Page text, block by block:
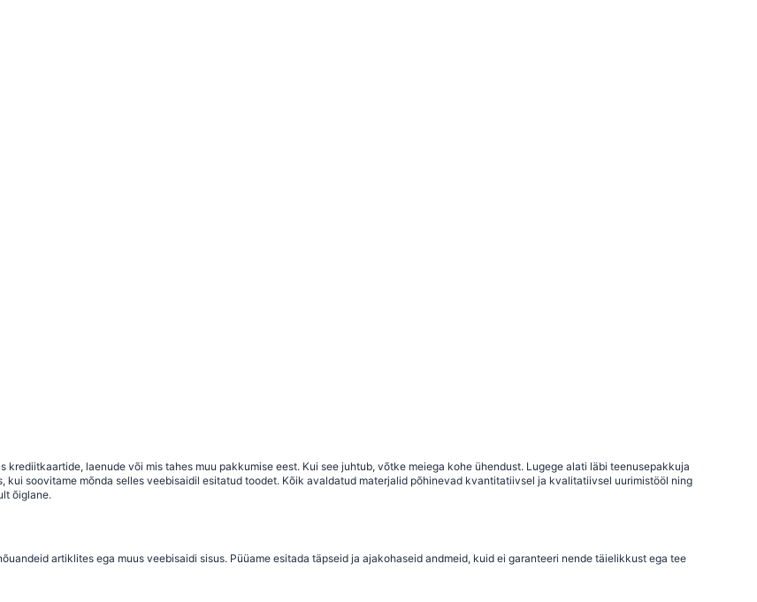
laenude või mis tahes muu pakkumise eest. Kui see juhtub, võtke meiega kohe ühendust. Lugege alati läbi teenusepakkuja
kui soovitame mõnda selles veebisaidil esitatud toodet. Kõik avaldatud materjalid põhinevad kvantitatiivsel ja kvalitatiivsel uurimistööl ning
õiglane.
artiklites ega muus veebisaidi sisus. Püüame esitada täpseid ja ajakohaseid andmeid, kuid ei garanteeri nende täielikkust ega tee